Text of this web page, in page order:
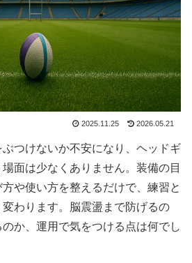
2025.11.25 2026.05.21
つけないか不安になり、ヘッドギ
面は少なくありません。装備の目
や使い方を整えるだけで、練習と
わります。脳震盪まで防げるの
か、運用で気をつける点は何でし